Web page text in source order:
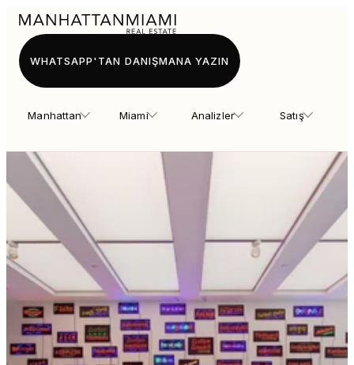
Manhattan Miami Analizler Satış
WHATSAPP'TAN DANIŞMANA YAZIN